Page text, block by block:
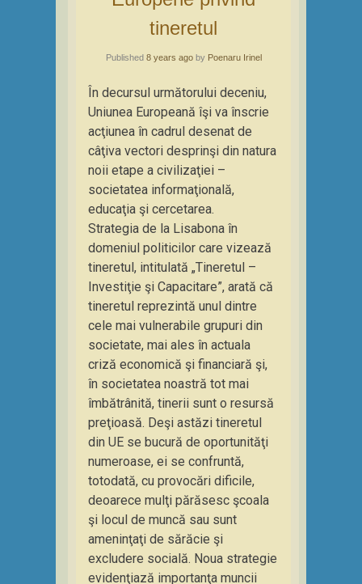
tineretul
Published 8 years agoby Poenaru Irinel
În decursul următorului deceniu,
Uniunea Europeană îşi va înscrie
acţiunea în cadrul desenat de
câţiva vectori desprinşi din natura
noii etape a civilizaţiei –
societatea informaţională,
educaţia şi cercetarea.
Strategia de la Lisabona în
domeniul politicilor care vizează
tineretul, intitulată „Tineretul –
Investiţie şi Capacitare”, arată că
tineretul reprezintă unul dintre
cele mai vulnerabile grupuri din
societate, mai ales în actuala
criză economică şi financiară şi,
în societatea noastră tot mai
îmbătrânită, tinerii sunt o resursă
preţioasă. Deşi astăzi tineretul
din UE se bucură de oportunităţi
numeroase, ei se confruntă,
totodată, cu provocări dificile,
deoarece mulţi părăsesc şcoala
şi locul de muncă sau sunt
ameninţaţi de sărăcie şi
excludere socială. Noua strategie
evidenţiază importanţa muncii